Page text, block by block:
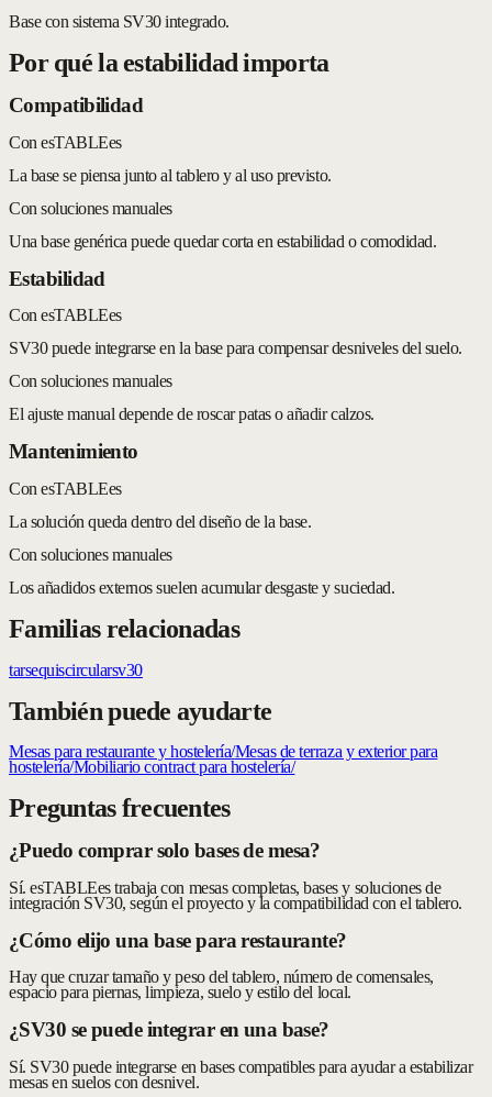
Base con sistema SV30 integrado.
Por qué la estabilidad importa
Compatibilidad
Con esTABLEes
La base se piensa junto al tablero y al uso previsto.
Con soluciones manuales
Una base genérica puede quedar corta en estabilidad o comodidad.
Estabilidad
Con esTABLEes
SV30 puede integrarse en la base para compensar desniveles del suelo.
Con soluciones manuales
El ajuste manual depende de roscar patas o añadir calzos.
Mantenimiento
Con esTABLEes
La solución queda dentro del diseño de la base.
Con soluciones manuales
Los añadidos externos suelen acumular desgaste y suciedad.
Familias relacionadas
tarsequiscircularsv30
También puede ayudarte
Mesas para restaurante y hostelería/Mesas de terraza y exterior para
hostelería/Mobiliario contract para hostelería/
Preguntas frecuentes
¿Puedo comprar solo bases de mesa?
Sí. esTABLEes trabaja con mesas completas, bases y soluciones de
integración SV30, según el proyecto y la compatibilidad con el tablero.
¿Cómo elijo una base para restaurante?
Hay que cruzar tamaño y peso del tablero, número de comensales,
espacio para piernas, limpieza, suelo y estilo del local.
¿SV30 se puede integrar en una base?
Sí. SV30 puede integrarse en bases compatibles para ayudar a estabilizar
mesas en suelos con desnivel.